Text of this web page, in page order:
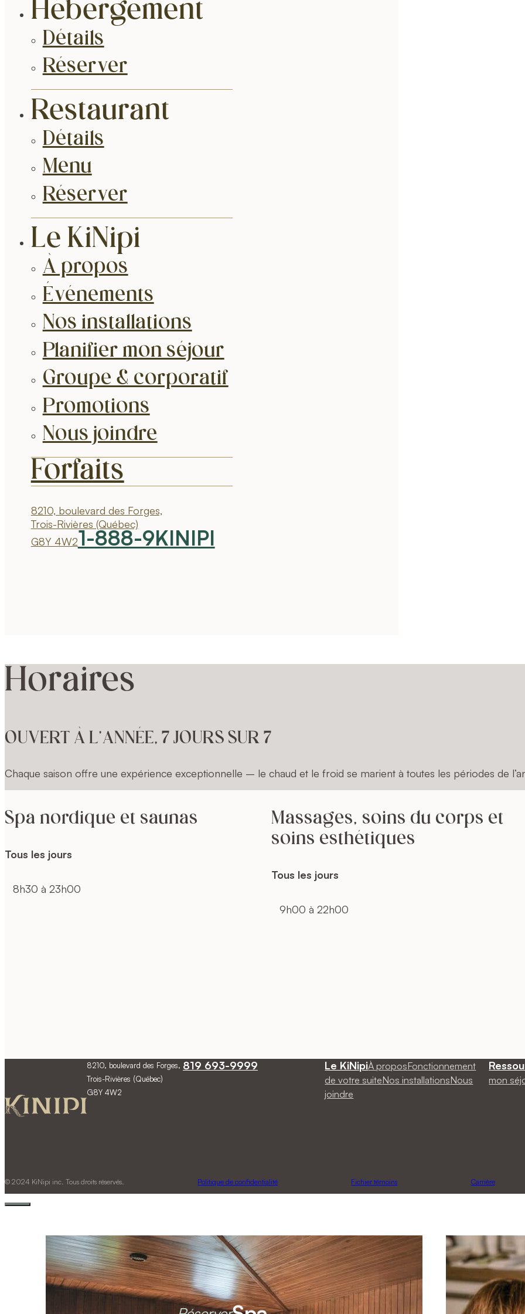
Hébergement
Détails
Réserver
Restaurant
Détails
Menu
Réserver
Le KiNipi
À propos
Événements
Nos installations
Planifier mon séjour
Groupe & corporatif
Promotions
Nous joindre
Forfaits
8210, boulevard des Forges,
Trois-Rivières (Québec)
G8Y 4W21-888-9KINIPI
Horaires
OUVERT À L’ANNÉE, 7 JOURS SUR 7
Chaque saison offre une expérience exceptionnelle – le chaud et le froid se marient à toutes les périodes de
Spa nordique et saunas
Tous les jours
8h30 à 23h00
Massages, soins du corps et
soins esthétiques
Tous les jours
9h00 à 22h00
8210, boulevard des Forges,
Trois-Rivières (Québec)
G8Y 4W2
819 693-9999 Le KiNipiÀ proposFonctionnement
de votre suiteNos installationsNous
joindre
mon
© 2024 KiNipi inc. Tous droits réservés. Politique de confidentialité Fichier témoins Carrière